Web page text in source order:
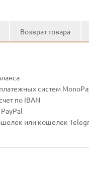
Возврат товара
систем
по IBAN
или кошелек